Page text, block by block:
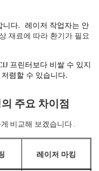
니다.
레이저 작업자는 안
재료에 따라 환기가 필요
프린터보다 비쌀 수 있지
렴할 수 있습니다.
주요 차이점
비교해 보겠습니다 .
레이저 마킹